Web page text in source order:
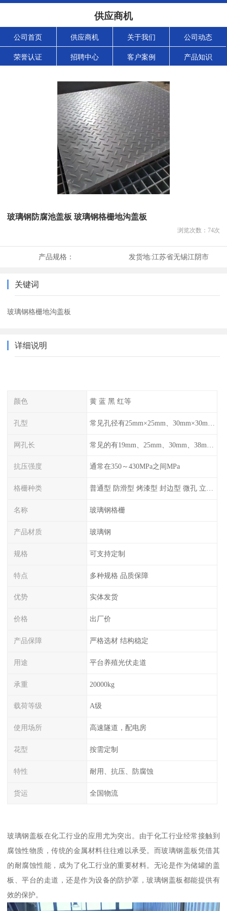
供应商机
公司首页 供应商机 关于我们 公司动态
荣誉认证 招聘中心 客户案例 产品知识
玻璃钢防腐池盖板 玻璃钢格栅地沟盖板
浏览次数： 74次
产品规格： 发货地:江苏省无锡江阴市
关键词
玻璃钢格栅地沟盖板
详细说明
颜色 黄 蓝 黑 红等
孔型
网孔长
抗压强度 通常在350～430MPa之间MPa
格栅种类 普通型 防滑型 ‌烤漆型 封边型 ‌微孔 立体 加砂覆面型 平面型
名称 玻璃钢格栅
产品材质 玻璃钢
规格 可支持定制
特点 多种规格 品质保障
优势 实体发货
价格 出厂价
产品保障 严格选材 结构稳定
用途 平台养殖光伏走道
承重 20000kg
载荷等级 A级
使用场所 高速隧道，配电房
花型 按需定制
特性 耐用、抗压、防腐蚀
货运 全国物流
玻璃钢盖板在化工行业的应用尤为突出。由于化工行业经常接触到
腐蚀性物质，传统的金属材料往往难以承受。而玻璃钢盖板凭借其
的耐腐蚀性能，成为了化工行业的重要材料。无论是作为储罐的盖
板、平台的走道，还是作为设备的防护罩，玻璃钢盖板都能提供有
效的保护。